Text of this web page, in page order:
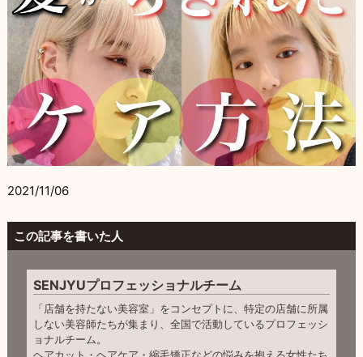
2021/11/06
この記事を書いた人
SENJYUプロフェッショナルチーム
「店舗を持たない美容室」をコンセプトに、特定の店舗に所属
しない美容師たちが集まり、全国で活動しているプロフェッシ
ョナルチーム。